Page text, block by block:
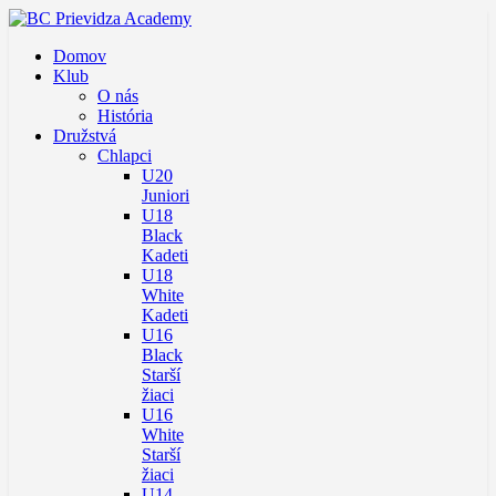
Domov
Klub
O nás
História
Družstvá
Chlapci
U20
Juniori
U18
Black
Kadeti
U18
White
Kadeti
U16
Black
Starší
žiaci
U16
White
Starší
žiaci